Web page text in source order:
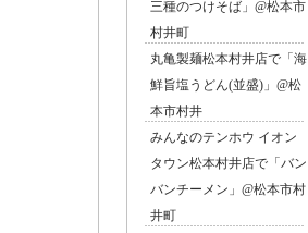
三種のつけそば」@松本市
村井町
丸亀製麺松本村井店で「海
鮮旨塩うどん(並盛)」@松
本市村井
みんなのテンホウ イオン
タウン松本村井店で「バン
バンチーメン」@松本市村
井町